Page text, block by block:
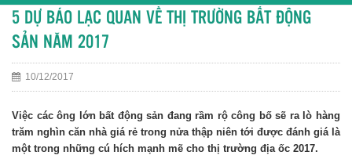
5 DỰ BÁO LẠC QUAN VỀ THỊ TRƯỜNG BẤT ĐỘNG
SẢN NĂM 2017
10/12/2017
Việc các ông lớn bất động sản đang rầm rộ công bố sẽ ra lò hàng
trăm nghìn căn nhà giá rẻ trong nửa thập niên tới được đánh giá là
một trong những cú hích mạnh mẽ cho thị trường địa ốc 2017.